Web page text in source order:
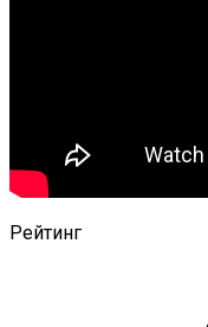
Рейтинг